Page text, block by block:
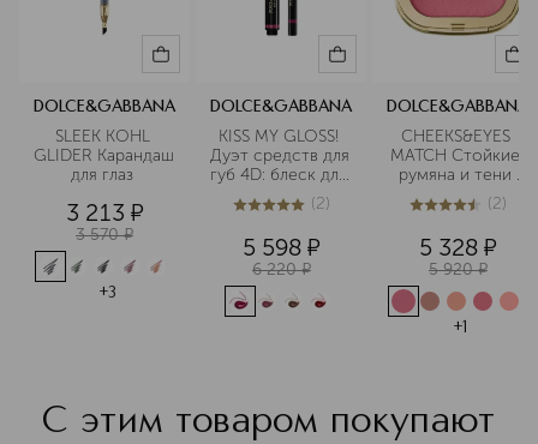
DOLCE&GABBANA
SLEEK KOHL
GLIDER Карандаш
3 213 ¤
3 570 ¤
+3
DOLCE&GABBANA
KISS MY GLOSS!
Дуэт средств для
губ 4D: блеск для
губ в стике и
5из 52 (2)
5 598 ¤
6 220 ¤
DOLCE&GABBANA
CHEEKS&EYES
MATCH Стойкие
румяна и тени
для век
4.5из52 (2)
5 328 ¤
5 920 ¤
+1
С этим товаром покупают